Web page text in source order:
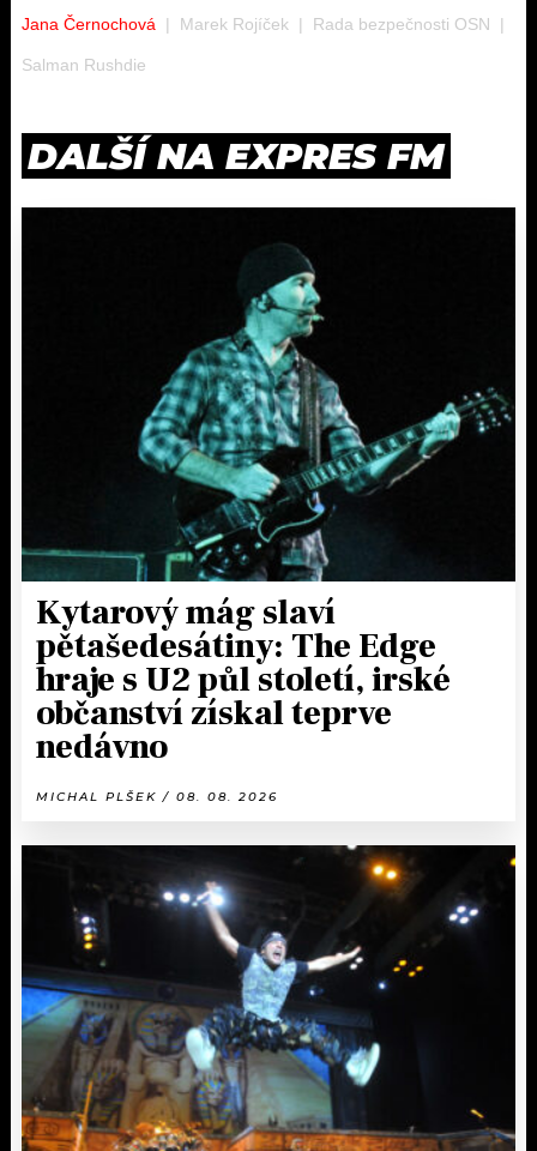
Jana Černochová Marek Rojíček Rada bezpečnosti OSN
Salman Rushdie
DALŠÍ NA EXPRES FM
Kytarový mág slaví
pětašedesátiny: The Edge
hraje s U2 půl století, irské
občanství získal teprve
nedávno
MICHAL PLŠEK / 08. 08. 2026